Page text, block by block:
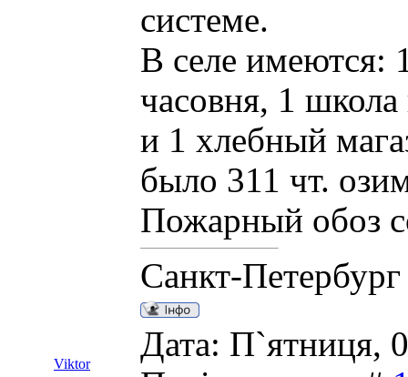
системе.
В селе имеются:
часовня, 1
и 1 хлебный
было 311 чт.
Пожарный обоз
Санкт-Петербург
Viktor
Дата: П`ятниця,